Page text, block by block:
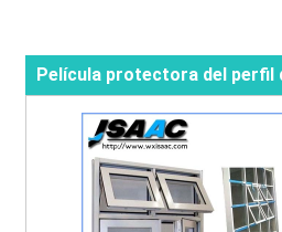
Película protectora del perfil